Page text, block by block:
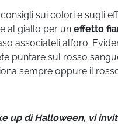
sui colori e sugli
al giallo per un effetto
associateli all’oro.
puntare sul rosso
sempre oppure il
up di Halloween, vi